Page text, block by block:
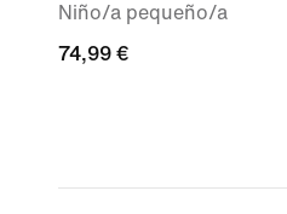
Niño/a pequeño/a
74,99 €
74,99 €